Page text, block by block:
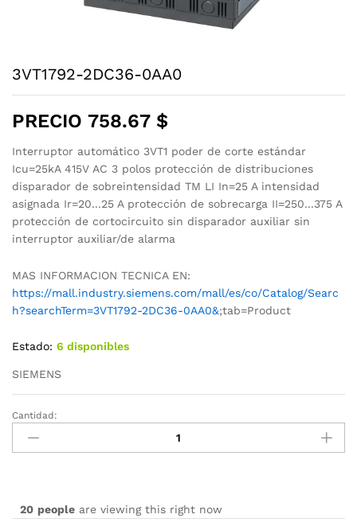
3VT1792-2DC36-0AA0
PRECIO 758.67 $
Interruptor automático 3VT1 poder de corte estándar
Icu=25kA 415V AC 3 polos protección de distribuciones
disparador de sobreintensidad TM LI In=25 A intensidad
asignada Ir=20...25 A protección de sobrecarga II=250...375 A
protección de cortocircuito sin disparador auxiliar sin
interruptor auxiliar/de alarma
MAS INFORMACION TECNICA EN:
https://mall.industry.siemens.com/mall/es/co/Catalog/Searc
h?searchTerm=3VT1792-2DC36-0AA0&;tab=Product
Estado: 6 disponibles
SIEMENS
3VT1792-
2DC36-
0AA0
Cantidad:
20 people are viewing this right now